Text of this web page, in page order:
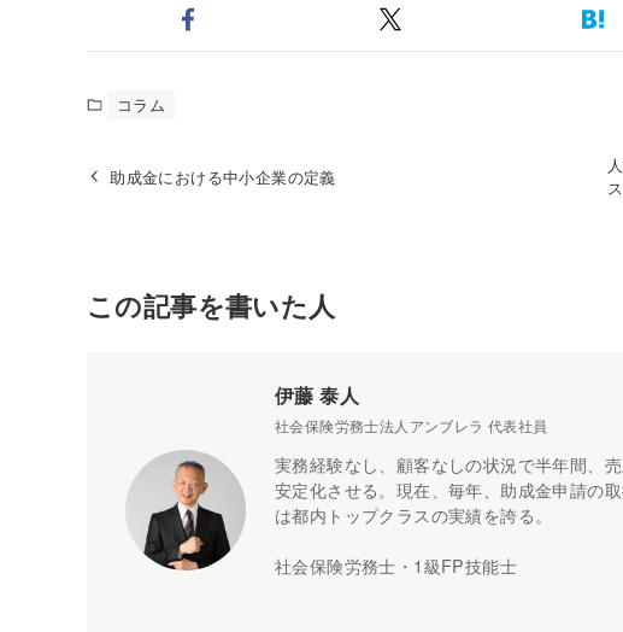
コラム
助成金における中小企業の定義
この記事を書いた人
伊藤 泰人
社会保険労務士法人アンブレラ 代表社員
実務経験なし、顧客なしの状況で半年間、
安定化させる。現在、毎年、助成金申請の
は都内トップクラスの実績を誇る。
社会保険労務士・1級FP技能士